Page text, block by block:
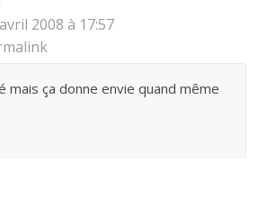
2008 à 17:57
mais ça donne envie quand même